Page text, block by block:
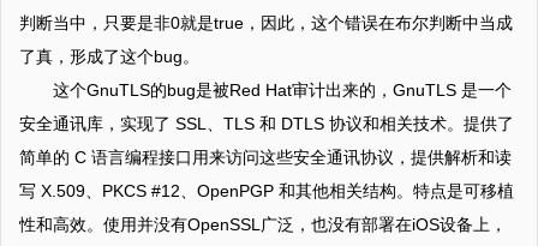
判断当中，只要是非0就是true，因此，这个错误在布尔判断中当成
了真，形成了这个bug。
这个GnuTLS的bug是被Red Hat审计出来的，GnuTLS 是一个
安全通讯库，实现了 SSL、TLS 和 DTLS 协议和相关技术。提供了
简单的 C 语言编程接口用来访问这些安全通讯协议，提供解析和读
写 X.509、PKCS #12、OpenPGP 和其他相关结构。特点是可移植
性和高效。使用并没有OpenSSL广泛，也没有部署在iOS设备上，